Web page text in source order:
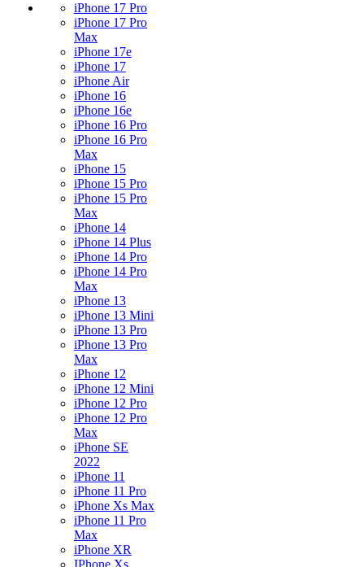
iPhone 17 Pro
iPhone 17 Pro
Max
iPhone 17e
iPhone 17
iPhone Air
iPhone 16
iPhone 16e
iPhone 16 Pro
iPhone 16 Pro
Max
iPhone 15
iPhone 15 Pro
iPhone 15 Pro
Max
iPhone 14
iPhone 14 Plus
iPhone 14 Pro
iPhone 14 Pro
Max
iPhone 13
iPhone 13 Mini
iPhone 13 Pro
iPhone 13 Pro
Max
iPhone 12
iPhone 12 Mini
iPhone 12 Pro
iPhone 12 Pro
Max
iPhone SE
2022
iPhone 11
iPhone 11 Pro
iPhone Xs Max
iPhone 11 Pro
Max
iPhone XR
IPhone Xs